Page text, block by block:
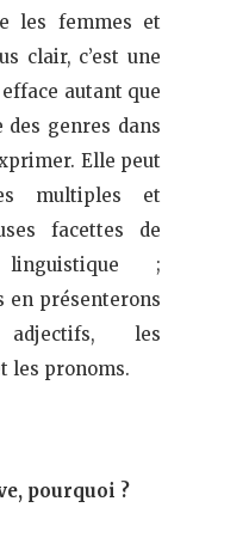
les femmes et
clair, c’est une
autant que
genres dans
Elle peut
multiples et
facettes de
;
en présenterons
les
les pronoms.
pourquoi ?